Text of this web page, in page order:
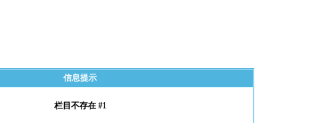
信息提示
栏目不存在 #1